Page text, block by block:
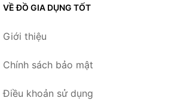
VỀ ĐỒ GIA DỤNG TỐT
Giới thiệu
Chính sách bảo mật
Điều khoản sử dụng